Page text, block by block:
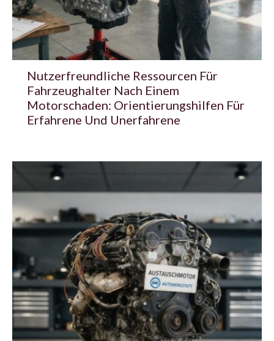
Nutzerfreundliche Ressourcen Für
Fahrzeughalter Nach Einem
Motorschaden: Orientierungshilfen Für
Erfahrene Und Unerfahrene